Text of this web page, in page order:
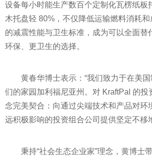
设备每小时能生产数百个定制化瓦楞纸板
木托盘轻 80%，不仅降低运输燃料消耗
的减震性能与卫生标准，成为可以全面替
环保、更卫生的选择。
黄春华博士表示：“我们致力于在美
们的家园加利福尼亚州。对 KraftPal 的投
念完美契合：向通过尖端技术和产品对环
远积极影响的投资组合公司提供坚定不移
秉持“社会生态企业家”理念，黄博士